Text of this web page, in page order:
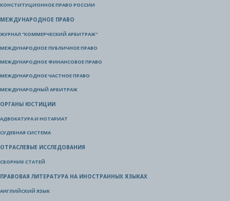
КОНСТИТУЦИОННОЕ ПРАВО РОССИИ
МЕЖДУНАРОДНОЕ ПРАВО
ЖУРНАЛ "КОММЕРЧЕСКИЙ АРБИТРАЖ"
МЕЖДУНАРОДНОЕ ПУБЛИЧНОЕ ПРАВО
МЕЖДУНАРОДНОЕ ФИНАНСОВОЕ ПРАВО
МЕЖДУНАРОДНОЕ ЧАСТНОЕ ПРАВО
МЕЖДУНАРОДНЫЙ АРБИТРАЖ
ОРГАНЫ ЮСТИЦИИ
АДВОКАТУРА И НОТАРИАТ
СУДЕБНАЯ СИСТЕМА
ОТРАСЛЕВЫЕ ИССЛЕДОВАНИЯ
СБОРНИК СТАТЕЙ
ПРАВОВАЯ ЛИТЕРАТУРА НА ИНОСТРАННЫХ ЯЗЫКАХ
АНГЛИЙСКИЙ ЯЗЫК